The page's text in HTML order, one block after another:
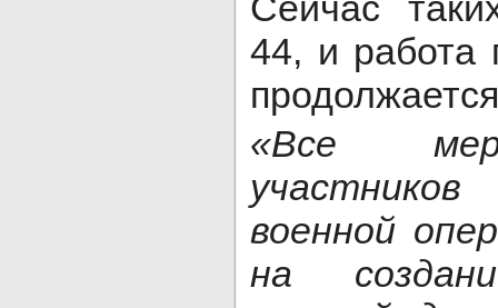
44, и работа
«Все
военной
на